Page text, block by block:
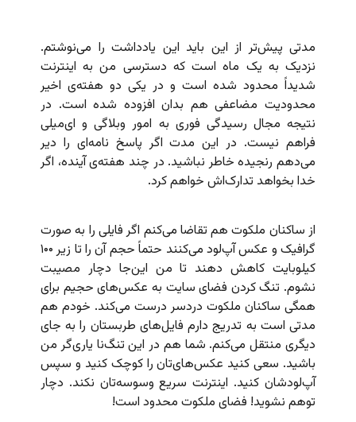
مدتی پیش‌تر از این باید این یادداشت را می‌نوشتم.
نزدیک به یک ماه است که دسترسی من به اینترنت
شدیداً‌ محدود شده است و در یکی دو هفته‌ی اخیر
محدودیت مضاعفی هم بدان افزوده شده است. در
نتیجه مجال رسیدگی فوری به امور وبلاگی و ای‌میلی
فراهم نیست. در این مدت اگر پاسخ نامه‌ای را دیر
می‌دهم رنجیده خاطر نباشید. در چند هفته‌ی آینده‌، اگر
خدا بخواهد تدارک‌اش خواهم کرد.
از ساکنان ملکوت هم تقاضا می‌کنم اگر فایلی را به صورت
گرافیک و عکس آپ‌لود می‌کنند حتماً حجم آن را تا زیر ۱۰۰
کیلوبایت کاهش دهند تا من این‌جا دچار مصیبت
نشوم. تنگ‌ کردن فضای سایت به عکس‌های حجیم برای
همگی ساکنان ملکوت دردسر درست می‌کند. خودم هم
مدتی است به تدریج دارم فایل‌های طربستان را به جای
دیگری منتقل می‌کنم. شما هم در این تنگ‌نا یاری‌گر من
باشید. سعی کنید عکس‌های‌تان را کوچک کنید و سپس
آپ‌لودشان کنید. اینترنت سریع وسوسه‌تان نکند. دچار
توهم نشوید! فضای ملکوت محدود است!‍